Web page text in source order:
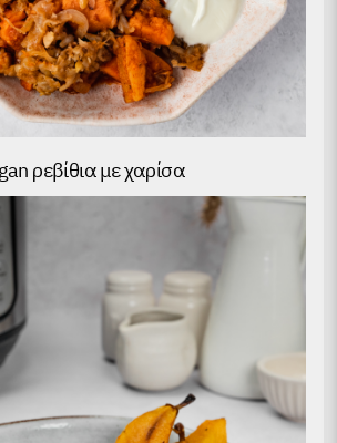
ρεβίθια με χαρίσα